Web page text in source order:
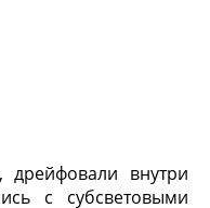
внутри
с субсветовыми